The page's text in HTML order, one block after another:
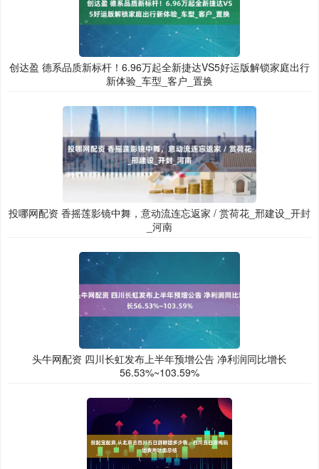
创达盈 德系品质新标杆！6.96万起全新捷达VS5好运版解锁家庭出行
新体验_车型_客户_置换
投哪网配资 香摇莲影镜中舞，意动流连忘返家 / 赏荷花_邢建设_开封
_河南
头牛网配资 四川长虹发布上半年预增公告 净利润同比增长
56.53%~103.59%